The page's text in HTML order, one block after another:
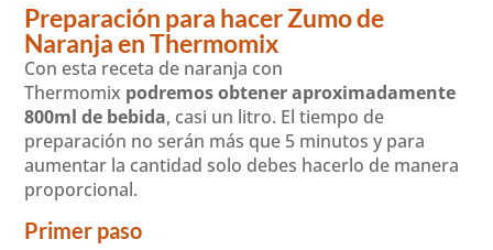
Preparación para hacer Zumo de
Naranjaen Thermomix
Con esta receta de naranja con
Thermomix podremos obtener aproximadamente
800ml de bebida, casi un litro. El tiempo de
preparación no serán más que 5 minutos y para
aumentar la cantidad solo debes hacerlo de manera
proporcional.
Primer paso